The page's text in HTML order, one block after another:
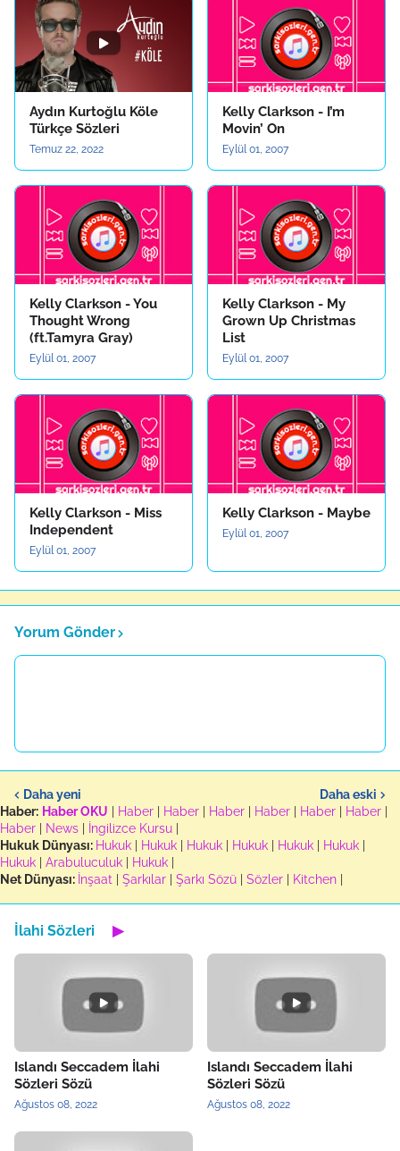
Aydın Kurtoğlu Köle
Türkçe Sözleri
Temuz 22, 2022
Kelly Clarkson - I’m
Movin’ On
Eylül 01, 2007
Kelly Clarkson - You
Thought Wrong
(ft.Tamyra Gray)
Eylül 01, 2007
Kelly Clarkson - My
Grown Up Christmas
List
Eylül 01, 2007
Kelly Clarkson - Miss
Independent
Eylül 01, 2007
Kelly Clarkson - Maybe
Eylül 01, 2007
Yorum Gönder
Daha yeni
Daha eski
Haber: Haber OKU Haber Haber Haber Haber Haber Haber
Haber
News İngilizce Kursu
Hukuk Dünyası: Hukuk Hukuk Hukuk Hukuk Hukuk Hukuk
Hukuk
Arabuluculuk Hukuk
Net Dünyası: İnşaat Şarkılar Şarkı Sözü Sözler Kitchen
İlahi Sözleri ▶
Islandı Seccadem İlahi
Sözleri Sözü
Ağustos 08, 2022
Islandı Seccadem İlahi
Sözleri Sözü
Ağustos 08, 2022